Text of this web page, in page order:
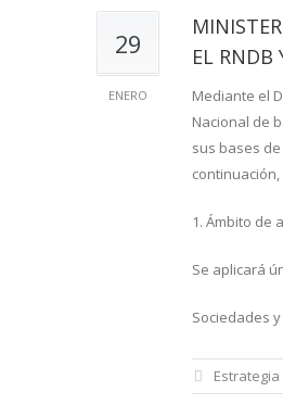
29
ENERO
EL RNDB
Mediante el
Nacional de
sus bases
1. Ámbito de
Se aplicará
Sociedades
Estrategia